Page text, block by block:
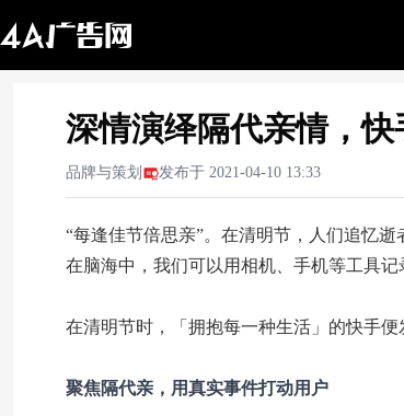
深情演绎隔代亲情，
品牌与策划 发布于 2021-04-10 13:33
“每逢佳节倍思亲”。在清明节，人们追忆
在脑海中，我们可以用相机、手机等工具
在清明节时，「拥抱每一种生活」的快手
聚焦隔代亲，用真实事件打动用户